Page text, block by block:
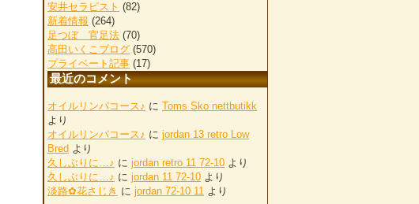
安井セラピスト (82)
新着情報 (264)
足つぼ 官足法 (70)
高田いくこブログ (570)
プライベート記事 (17)
最近のコメント
オイルリンパコース♪ に Toms Sko nettbutikk
より
オイルリンパコース♪ に jordan 13 retro Low
Bred より
久しぶりに…♪ に jordan retro 11 72-10 より
久しぶりに…♪ に jordan 11 72-10 より
淡路✿花さじき に jordan 72-10 11 より